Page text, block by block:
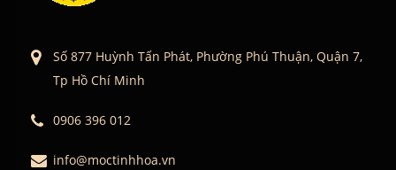
Số 877 Huỳnh Tấn Phát, Phường Phú Thuận, Quận 7,
Tp Hồ Chí Minh
0906 396 012
info@moctinhhoa.vn